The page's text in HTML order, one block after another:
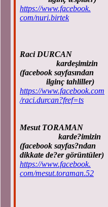
https://www.facebook.
com/nuri.birtek
Raci DURCAN
kardeşimizin
(facebook sayfasından
ilginç tahliller)
https://www.facebook.com
/raci.durcan?fref=ts
Mesut TORAMAN
karde?imizin
(facebook sayfas?ndan
dikkate de?er görüntüler)
https://www.facebook.
com/mesut.toraman.52